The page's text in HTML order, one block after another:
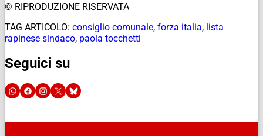
© RIPRODUZIONE RISERVATA
TAG ARTICOLO: consiglio comunale, forza italia, lista
rapinese sindaco, paola tocchetti
Seguici su